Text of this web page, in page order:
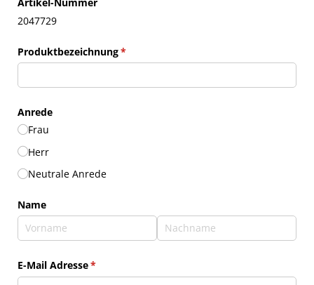
Artikel-Nummer
2047729
Produktbezeichnung*
(erforderlich)
Anrede
Frau
Herr
Neutrale Anrede
Name
E-Mail Adresse*
(erforderlich)